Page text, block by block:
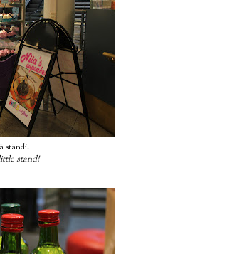
ständi!
stand!